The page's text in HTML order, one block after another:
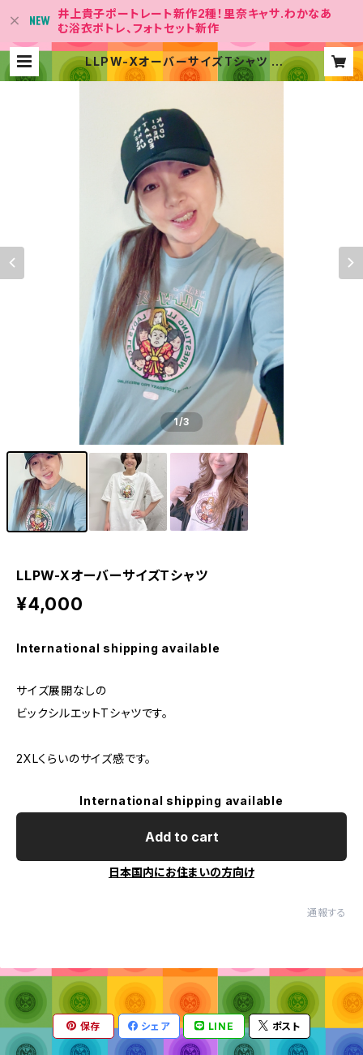
井上貴子ポートレート新作2種！里奈キャサ.わかなあ
む浴衣ポトレ、フォトセット新作
LLPW-XオーバーサイズTシャツ |
神取屋【女子プロレス団体「LLPW-X
1/3
LLPW-XオーバーサイズTシャツ
¥4,000
International shipping available
サイズ展開なしの
ビックシルエットTシャツです。
2XLくらいのサイズ感です。
International shipping available
Add to cart
日本国内にお住まいの方向け
通報する
保存 シェア LINE ポスト